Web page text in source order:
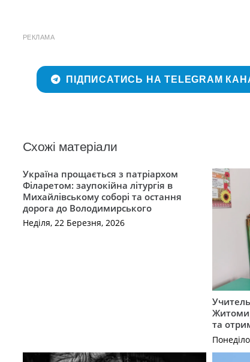
РЕКЛАМА
ПІДПИСАТИСЬ НА TELEGRAM
Схожі матеріали
Україна прощається з патріархом
Філаретом: заупокійна літургія в
Михайлівському соборі та остання
дорога до Володимирського
Неділя, 22 Березня, 2026
та